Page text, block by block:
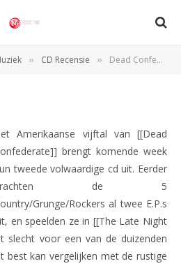
» CD Recensie » Dead Confederate – Sugar
Amerikaanse vijftal van [[Dead
brengt komende week
tweede volwaardige cd uit. Eerder
de 5
Grunge/Rockers al twee E.P.s
en speelden ze in [[The Late Night
slecht voor een van de duizenden
best kan vergelijken met de rustige